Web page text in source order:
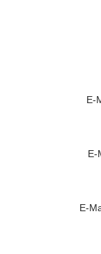
E-
E-
E-